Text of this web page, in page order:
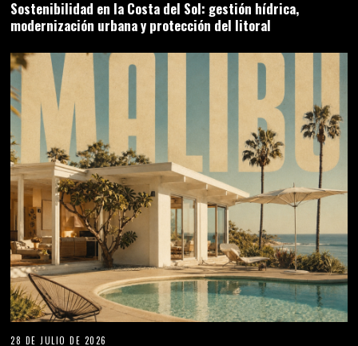
Sostenibilidad en la Costa del Sol: gestión hídrica,
modernización urbana y protección del litoral
28 DE JULIO DE 2026